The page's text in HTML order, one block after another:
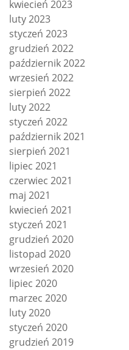
kwiecień 2023
luty 2023
styczeń 2023
grudzień 2022
październik 2022
wrzesień 2022
sierpień 2022
luty 2022
styczeń 2022
październik 2021
sierpień 2021
lipiec 2021
czerwiec 2021
maj 2021
kwiecień 2021
styczeń 2021
grudzień 2020
listopad 2020
wrzesień 2020
lipiec 2020
marzec 2020
luty 2020
styczeń 2020
grudzień 2019